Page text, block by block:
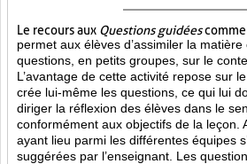
Le recours aux Questions guidéescomme
permet aux élèves d’assimiler la
questions, en petits groupes, sur le
L’avantage de cette activité repose sur
crée lui-même les questions, ce qui lui
diriger la réflexion des élèves dans le
conformément aux objectifs de la leçon.
ayant lieu parmi les différentes équipes
suggérées par l’enseignant. Les